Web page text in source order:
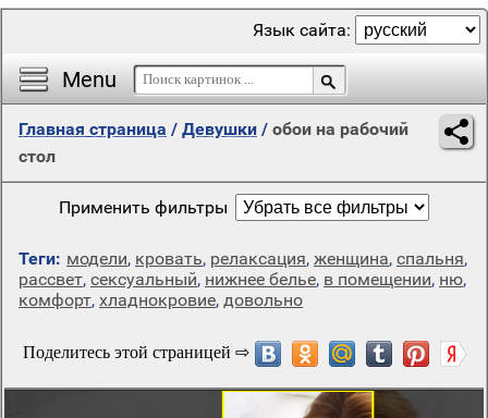
Menu
Язык сайта:
Главная страница / Девушки / обои на рабочий
стол
Применить фильтры
Теги: модели, кровать, релаксация, женщина, спальня,
рассвет, сексуальный, нижнее белье, в помещении, ню,
комфорт, хладнокровие, довольно